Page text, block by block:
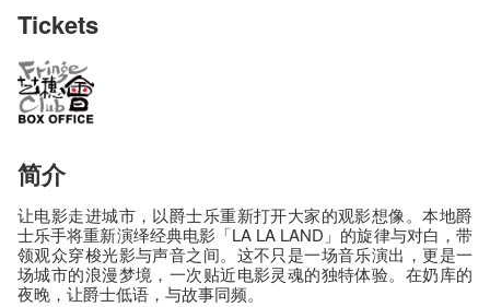
Tickets
简介
让电影走进城市，以爵士乐重新打开大家的观影想像。本地爵
士乐手将重新演绎经典电影「LA LA LAND」的旋律与对白，带
领观众穿梭光影与声音之间。这不只是一场音乐演出，更是一
场城市的浪漫梦境，一次贴近电影灵魂的独特体验。在奶库的
夜晚，让爵士低语，与故事同频。